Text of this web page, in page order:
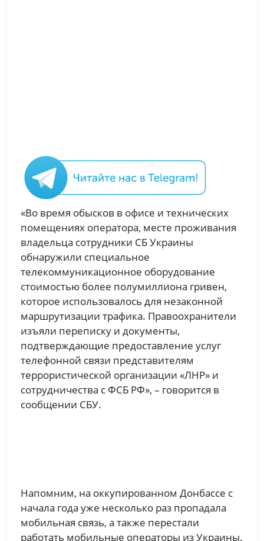
«Во время обысков в офисе и технических
помещениях оператора, месте проживания
владельца сотрудники СБ Украины
обнаружили специальное
телекоммуникационное оборудование
стоимостью более полумиллиона гривен,
которое использовалось для незаконной
маршрутизации трафика. Правоохранители
изъяли переписку и документы,
подтверждающие предоставление услуг
телефонной связи представителям
террористической организации «ЛНР» и
сотрудничества с ФСБ РФ», – говорится в
сообщении СБУ.
Напомним, на оккупированном Донбассе с
начала года уже несколько раз пропадала
мобильная связь, а также перестали
работать мобильные операторы из Украины.